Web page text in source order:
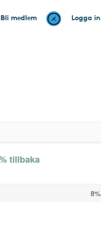
Bli medlem Logga in
tillbaka
8%